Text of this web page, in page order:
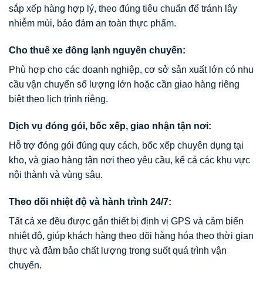
sắp xếp hàng hợp lý, theo đúng tiêu chuẩn để tránh lây
nhiễm mùi, bảo đảm an toàn thực phẩm.
Cho thuê xe đông lạnh nguyên chuyến:
Phù hợp cho các doanh nghiệp, cơ sở sản xuất lớn có nhu
cầu vận chuyển số lượng lớn hoặc cần giao hàng riêng
biệt theo lịch trình riêng.
Dịch vụ đóng gói, bốc xếp, giao nhận tận nơi:
Hỗ trợ đóng gói đúng quy cách, bốc xếp chuyên dụng tại
kho, và giao hàng tận nơi theo yêu cầu, kể cả các khu vực
nội thành và vùng sâu.
Theo dõi nhiệt độ và hành trình 24/7:
Tất cả xe đều được gắn thiết bị định vị GPS và cảm biến
nhiệt độ, giúp khách hàng theo dõi hàng hóa theo thời gian
thực và đảm bảo chất lượng trong suốt quá trình vận
chuyển.